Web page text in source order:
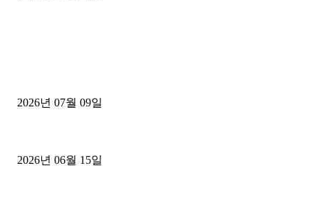
2026년 07월 09일
2026년 06월 15일